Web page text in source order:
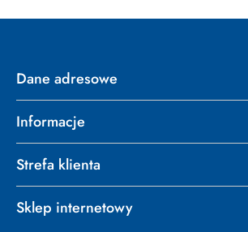
Dane adresowe
Informacje
Strefa klienta
Sklep internetowy